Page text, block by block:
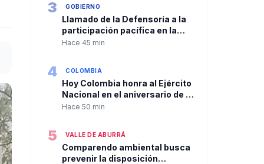
Pichincha en el Día del Ejército.
3 GOBIERNO
Llamado de la Defensoría a la
participación pacífica en la
nueva etapa institucional del
Hace 45 min
4 COLOMBIA
Hoy Colombia honra al Ejército
Nacional en el aniversario de la
Batalla de Boyacá. Es el Día del
Hace 50 min
5 VALLE DE ABURRÁ
Comparendo ambiental busca
prevenir la disposición